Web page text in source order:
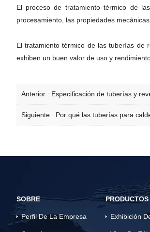
El proceso de tratamiento térmico de
procesamiento, las propiedades
El tratamiento térmico de las tuberías de
exhiben un buen valor de uso y
Anterior : Especificación de tuberías y
Siguiente : Por qué las tuberías para
SOBRE
Perfil De La Empresa Exhibición